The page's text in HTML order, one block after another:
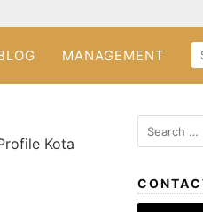
MANAGEMENT
Kota